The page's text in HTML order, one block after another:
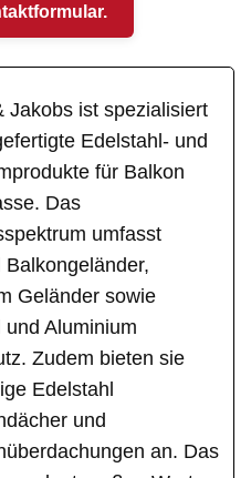
Jakobs ist spezialisiert
Edelstahl- und
für Balkon
Das
umfasst
Balkongeländer,
Geländer sowie
und Aluminium
Zudem bieten sie
Edelstahl
und
an. Das